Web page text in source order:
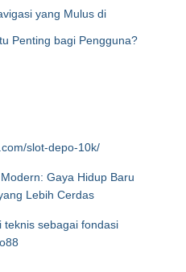
yang Mulus di
Penting bagi Pengguna?
slot-depo-10k/
Gaya Hidup Baru
Lebih Cerdas
teknis sebagai fondasi